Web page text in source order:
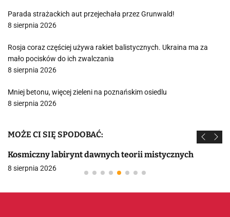
Parada strażackich aut przejechała przez Grunwald!
8 sierpnia 2026
Rosja coraz częściej używa rakiet balistycznych. Ukraina ma za
mało pocisków do ich zwalczania
8 sierpnia 2026
Mniej betonu, więcej zieleni na poznańskim osiedlu
8 sierpnia 2026
MOŻE CI SIĘ SPODOBAĆ:
Kosmiczny labirynt dawnych teorii mistycznych
8 sierpnia 2026